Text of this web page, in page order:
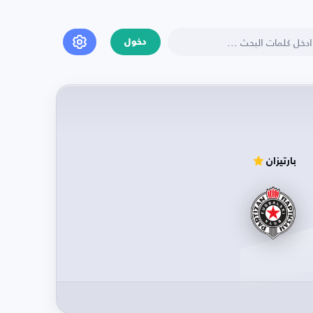
دخول
بارتيزان